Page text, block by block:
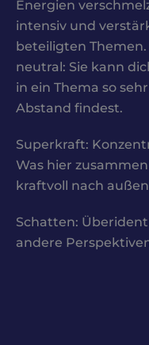
Energien
intensiv und
beteiligten
neutral: Sie kann
in ein Thema so
Abstand findest.
Superkraft:
Was hier
kraftvoll nach
Schatten:
andere